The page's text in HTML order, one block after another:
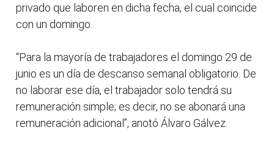
privado que laboren en dicha fecha, el cual coincide
con un domingo.
“Para la mayoría de trabajadores el domingo 29 de
junio es un día de descanso semanal obligatorio. De
no laborar ese día, el trabajador solo tendrá su
remuneración simple; es decir, no se abonará una
remuneración adicional”, anotó Álvaro Gálvez.